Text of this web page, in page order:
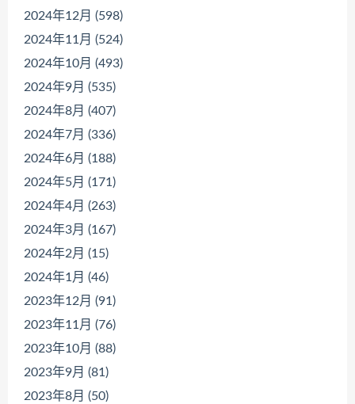
2024年12月 (598)
2024年11月 (524)
2024年10月 (493)
2024年9月 (535)
2024年8月 (407)
2024年7月 (336)
2024年6月 (188)
2024年5月 (171)
2024年4月 (263)
2024年3月 (167)
2024年2月 (15)
2024年1月 (46)
2023年12月 (91)
2023年11月 (76)
2023年10月 (88)
2023年9月 (81)
2023年8月 (50)